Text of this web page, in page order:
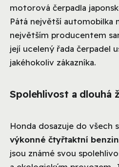
motorová čerpadla
Pátá největší automobilka
největším producentem
její ucelený řada čerpadel
jakéhokoliv zákazníka.
Spolehlivost a dlouhá
Honda dosazuje do všech
výkonné čtyřtaktní
jsou známé svou